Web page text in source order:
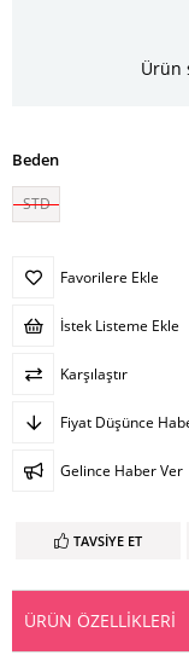
Ürün
Beden
STD
Favorilere Ekle
İstek Listeme Ekle
Karşılaştır
Fiyat Düşünce
Gelince Haber Ver
TAVSIYE ET
ÜRÜN ÖZELLIKLERI